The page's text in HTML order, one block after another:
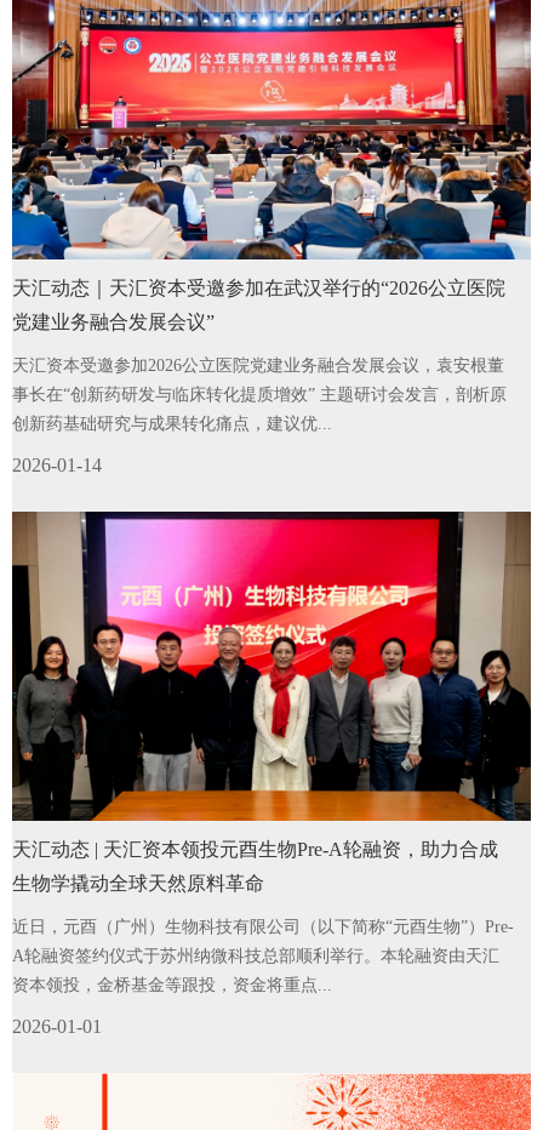
天汇动态｜天汇资本受邀参加在武汉举行的“2026公立医院
党建业务融合发展会议”
天汇资本受邀参加2026公立医院党建业务融合发展会议，袁安根董
事长在“创新药研发与临床转化提质增效” 主题研讨会发言，剖析原
创新药基础研究与成果转化痛点，建议优...
2026-01-14
天汇动态 | 天汇资本领投元酉生物Pre-A轮融资，助力合成
生物学撬动全球天然原料革命​
近日，元酉（广州）生物科技有限公司（以下简称“元酉生物”）Pre-
A轮融资签约仪式于苏州纳微科技总部顺利举行。本轮融资由天汇
资本领投，金桥基金等跟投，资金将重点...
2026-01-01